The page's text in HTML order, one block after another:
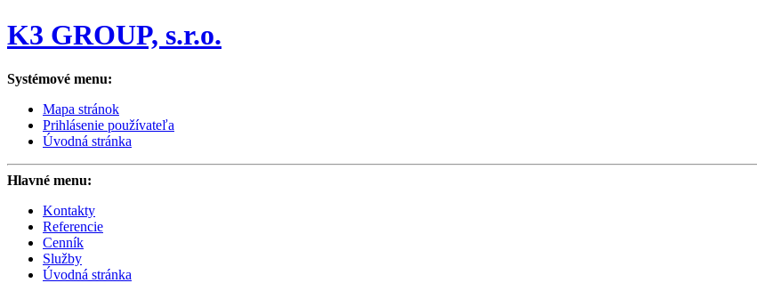
K3 GROUP, s.r.o.
Systémové menu:
Mapa stránok
Prihlásenie používateľa
Úvodná stránka
Hlavné menu:
Kontakty
Referencie
Cenník
Služby
Úvodná stránka